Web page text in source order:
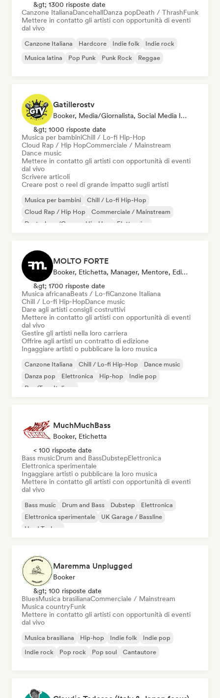
&gt; 1300 risposte date
Canzone ItalianaDancehallDanza popDeath / ThrashFunk
Mettere in contatto gli artisti con opportunità di eventi
dal vivo
Canzone Italiana Hardcore Indie folk
Indie rock
Musica latina
Pop Punk Punk Rock Reggae
Gatillerostv
Booker, Media/Giornalista, Social Media Influencer
&gt; 1000 risposte date
Musica per bambiniChill / Lo-fi Hip-Hop
Cloud Rap / Hip HopCommerciale / Mainstream
Dance music
Mettere in contatto gli artisti con opportunità di eventi
dal vivo
Scrivere articoli
Creare post o reel di grande impatto sugli artisti
Musica per bambini
Chill / Lo-fi Hip-Hop
Cloud Rap / Hip Hop
Commerciale / Mainstream
Deutschrap/German Hip-Hop
Elettronica
MOLTO FORTE
Booker, Etichetta, Manager, Mentore, Editore
&gt; 1700 risposte date
Musica africanaBeats / Lo-fiCanzone Italiana
Chill / Lo-fi Hip-HopDance music
Dare agli artisti consigli costruttivi
Mettere in contatto gli artisti con opportunità di eventi
dal vivo
Gestire gli artisti nella loro carriera
Offrire agli artisti un contratto di edizione
Ingaggiare artisti o pubblicare la loro musica
Canzone Italiana Chill / Lo-fi Hip-Hop
Dance music
Danza pop
Elettronica Hip-hop
Indie pop
Rap/Trap Italiano
MuchMuchBass
Booker, Etichetta
< 100 risposte date
Bass musicDrum and BassDubstepElettronica
Elettronica sperimentale
Ingaggiare artisti o pubblicare la loro musica
Mettere in contatto gli artisti con opportunità di eventi
dal vivo
Bass music Drum and Bass Dubstep
Elettronica
Elettronica sperimentale
UK Garage / Bassline
Hard Techno
Maremma Unplugged
Booker
&gt; 100 risposte date
BluesMusica brasilianaCommerciale / Mainstream
Musica countryFunk
Mettere in contatto gli artisti con opportunità di eventi
dal vivo
Musica brasiliana Hip-hop Indie folk
Indie pop
Indie rock
Pop rock Pop soul Cantautore